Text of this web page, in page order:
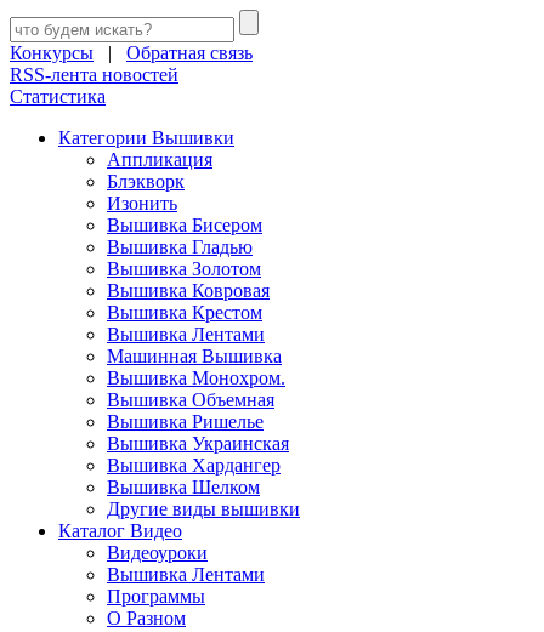
Конкурсы | Обратная связь
RSS-лента новостей
Статистика
Категории Вышивки
Аппликация
Блэкворк
Изонить
Вышивка Бисером
Вышивка Гладью
Вышивка Золотом
Вышивка Ковровая
Вышивка Крестом
Вышивка Лентами
Машинная Вышивка
Вышивка Монохром.
Вышивка Объемная
Вышивка Ришелье
Вышивка Украинская
Вышивка Хардангер
Вышивка Шелком
Другие виды вышивки
Каталог Видео
Видеоуроки
Вышивка Лентами
Программы
О Разном